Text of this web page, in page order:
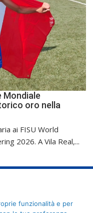
Mondiale
oro nella
ai FISU World
2026. A Vila Real,...
Sport Universitario - Via
funzionalità e per